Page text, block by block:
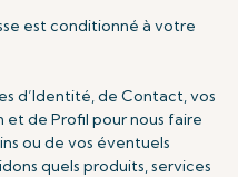
est conditionné à votre
d’Identité, de Contact, vos
et de Profil pour nous faire
ou de vos éventuels
quels produits, services